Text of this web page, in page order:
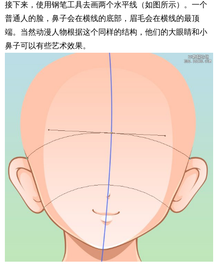
接下来，使用钢笔工具去画两个水平线（如图所示）。一个
普通人的脸，鼻子会在横线的底部，眉毛会在横线的最顶
端。当然动漫人物根据这个同样的结构，他们的大眼睛和小
鼻子可以有些艺术效果。